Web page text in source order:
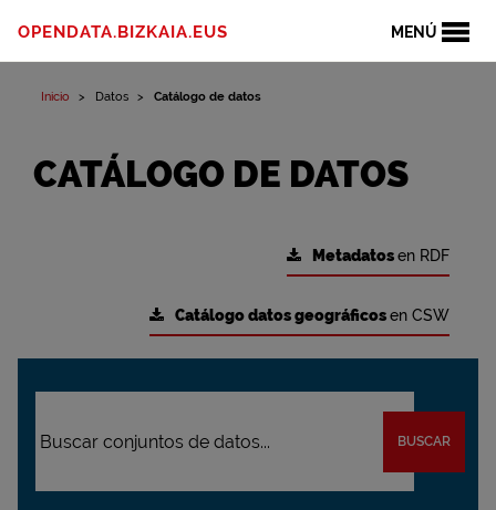
MENÚ
OPENDATA.BIZKAIA.EUS
Inicio Datos Catálogo de datos
CATÁLOGO DE DATOS
Metadatosen RDF
Catálogo datos geográficosen CSW
BUSCAR